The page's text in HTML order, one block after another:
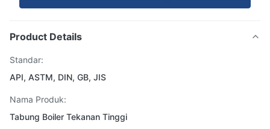
Product Details
Standar:
API, ASTM, DIN, GB, JIS
Nama Produk:
Tabung Boiler Tekanan Tinggi